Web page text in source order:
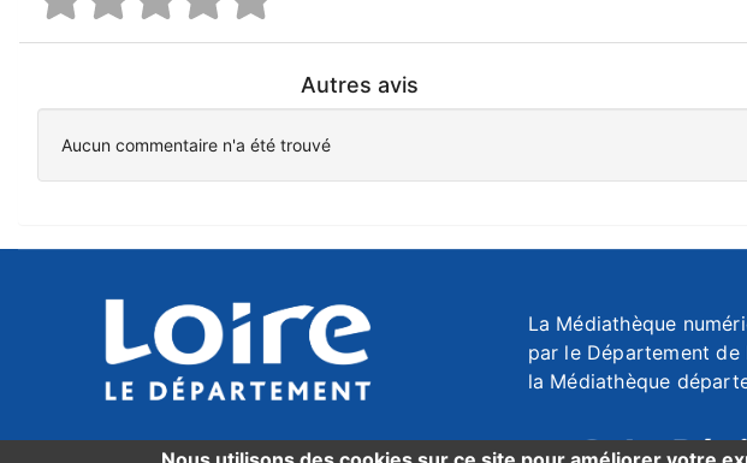
Autres avis
Aucun commentaire n'a été trouvé
La Médiathèque
par le Département
la Médiathèque